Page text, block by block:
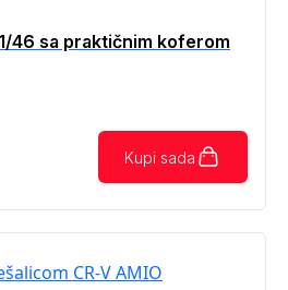
46 sa praktičnim koferom
Kupi sada